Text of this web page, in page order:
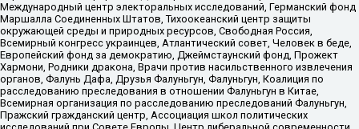
Международный центр электоральных исследований, Германский фонд
Маршалла Соединенных Штатов, Тихоокеанский центр защиты
окружающей среды и природных ресурсов, Свободная Россия,
Всемирный конгресс украинцев, Атлантический совет, Человек в беде,
Европейский фонд за демократию, Джеймстаунский фонд, Прожект
Хармони, Родники дракона, Врачи против насильственного извлечения
органов, Фалунь Дафа, Друзья Фалуньгун, Фалуньгун, Коалиция по
расследованию преследования в отношении Фалуньгун в Китае,
Всемирная организация по расследованию преследований Фалуньгун,
Пражский гражданский центр, Ассоциация школ политических